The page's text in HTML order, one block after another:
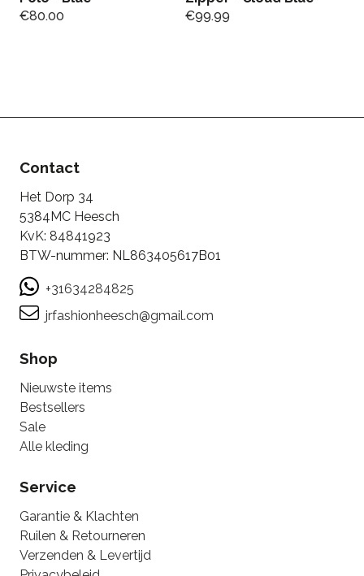
€80.00
€99.99
Contact
Het Dorp 34
5384MC Heesch
KvK: 84841923
BTW-nummer: NL863405617B01
+31634284825
jrfashionheesch@gmail.com
Shop
Nieuwste items
Bestsellers
Sale
Alle kleding
Service
Garantie & Klachten
Ruilen & Retourneren
Verzenden & Levertijd